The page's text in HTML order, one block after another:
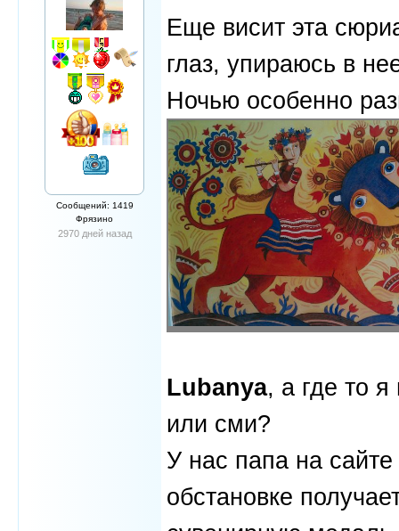
Сообщений: 1419
Фрязино
2970 дней назад
Еще висит эта
глаз, упираюсь в
Ночью особенно
Lubanya, а где то
или сми?
У нас папа на
обстановке